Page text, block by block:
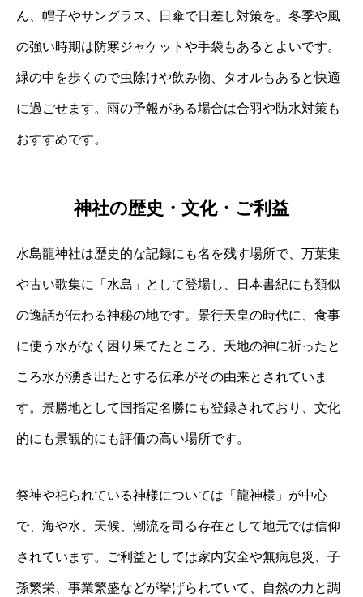
ん、帽子やサングラス、日傘で日差し対策を。冬季や風
の強い時期は防寒ジャケットや手袋もあるとよいです。
緑の中を歩くので虫除けや飲み物、タオルもあると快適
に過ごせます。雨の予報がある場合は合羽や防水対策も
おすすめです。
神社の歴史・文化・ご利益
水島龍神社は歴史的な記録にも名を残す場所で、万葉集
や古い歌集に「水島」として登場し、日本書紀にも類似
の逸話が伝わる神秘の地です。景行天皇の時代に、食事
に使う水がなく困り果てたところ、天地の神に祈ったと
ころ水が湧き出たとする伝承がその由来とされていま
す。景勝地として国指定名勝にも登録されており、文化
的にも景観的にも評価の高い場所です。
祭神や祀られている神様については「龍神様」が中心
で、海や水、天候、潮流を司る存在として地元では信仰
されています。ご利益としては家内安全や無病息災、子
孫繁栄、事業繁盛などが挙げられていて、自然の力と調